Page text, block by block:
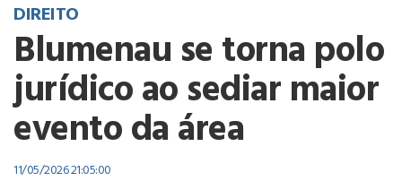
DIREITO
Blumenau se torna polo
jurídico ao sediar maior
evento da área
11/05/2026 21:05:00